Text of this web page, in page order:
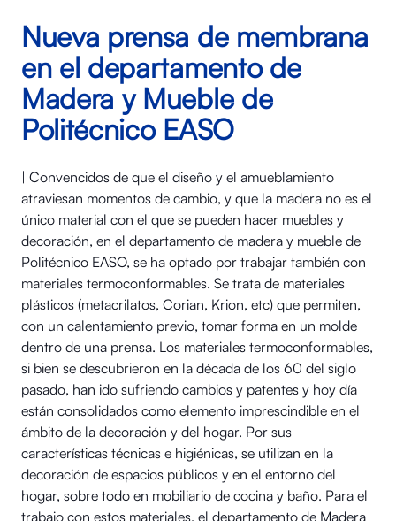
Nueva prensa de membrana
en el departamento de
Madera y Mueble de
Politécnico EASO
| Convencidos de que el diseño y el amueblamiento
atraviesan momentos de cambio, y que la madera no es el
único material con el que se pueden hacer muebles y
decoración, en el departamento de madera y mueble de
Politécnico EASO, se ha optado por trabajar también con
materiales termoconformables. Se trata de materiales
plásticos (metacrilatos, Corian, Krion, etc) que permiten,
con un calentamiento previo, tomar forma en un molde
dentro de una prensa. Los materiales termoconformables,
si bien se descubrieron en la década de los 60 del siglo
pasado, han ido sufriendo cambios y patentes y hoy día
están consolidados como elemento imprescindible en el
ámbito de la decoración y del hogar. Por sus
características técnicas e higiénicas, se utilizan en la
decoración de espacios públicos y en el entorno del
hogar, sobre todo en mobiliario de cocina y baño. Para el
trabajo con estos materiales, el departamento de Madera